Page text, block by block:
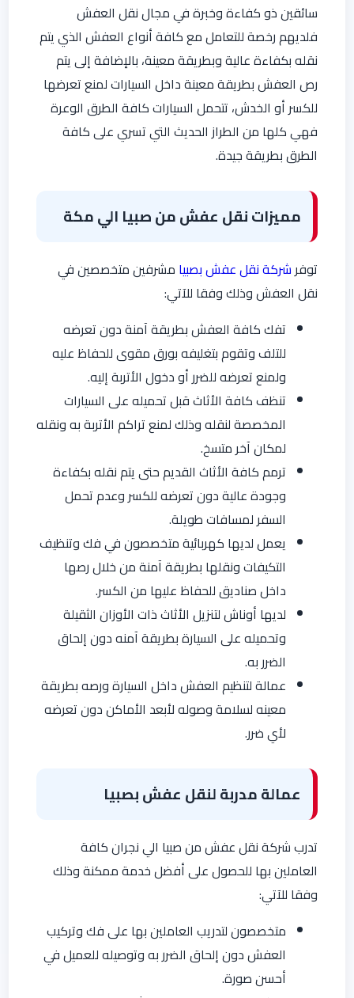
سائقين ذو كفاءة وخبرة في مجال نقل العفش
فلديهم رخصة للتعامل مع كافة أنواع العفش الذي يتم
نقله بكفاءة عالية وبطريقة معينة، بالإضافة إلى يتم
رص العفش بطريقة معينة داخل السيارات لمنع تعرضها
للكسر أو الخدش، تتحمل السيارات كافة الطرق الوعرة
فهي كلها من الطراز الحديث التي تسري على كافة
الطرق بطريقة جيدة.
مميزات نقل عفش من صبيا الي مكة
توفر شركة نقل عفش بصبيا مشرفين متخصصين في
نقل العفش وذلك وفقا للآتي:
تفك كافة العفش بطريقة آمنة دون تعرضه
للتلف وتقوم بتغليفه بورق مقوى للحفاظ عليه
ولمنع تعرضه للضرر أو دخول الأتربة إليه.
تنظف كافة الأثاث قبل تحميله على السيارات
المخصصة لنقله وذلك لمنع تراكم الأتربة به ونقله
لمكان آخر متسخ.
ترمم كافة الأثاث القديم حتى يتم نقله بكفاءة
وجودة عالية دون تعرضه للكسر وعدم تحمل
السفر لمسافات طويلة.
يعمل لديها كهربائية متخصصون في فك وتنظيف
التكيفات ونقلها بطريقة آمنة من خلال رصها
داخل صناديق للحفاظ عليها من الكسر.
لديها أوناش لتنزيل الأثاث ذات الأوزان الثقيلة
وتحميله على السيارة بطريقة آمنه دون إلحاق
الضرر به.
عمالة لتنظيم العفش داخل السيارة ورصه بطريقة
معينه لسلامة وصوله لأبعد الأماكن دون تعرضه
لأي ضرر.
عمالة مدربة لنقل عفش بصبيا
تدرب شركة نقل عفش من صبيا الي نجران كافة
العاملين بها للحصول على أفضل خدمة ممكنة وذلك
وفقا للآتي:
متخصصون لتدريب العاملين بها على فك وتركيب
العفش دون إلحاق الضرر به وتوصيله للعميل في
أحسن صورة.